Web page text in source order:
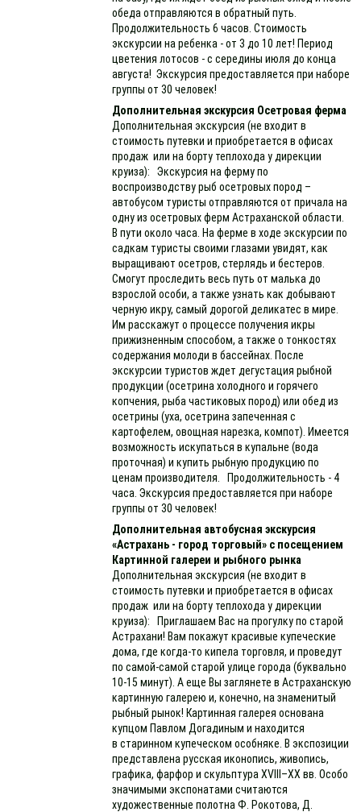
обеда отправляются в обратный путь.
Продолжительность 6 часов. Стоимость
экскурсии на ребенка - от 3 до 10 лет! Период
цветения лотосов - с середины июля до конца
августа! Экскурсия предоставляется при наборе
группы от 30 человек!
Дополнительная экскурсия Осетровая ферма
Дополнительная экскурсия (не входит в
стоимость путевки и приобретается в офисах
продаж или на борту теплохода у дирекции
круиза): Экскурсия на ферму по
воспроизводству рыб осетровых пород –
автобусом туристы отправляются от причала на
одну из осетровых ферм Астраханской области.
В пути около часа. На ферме в ходе экскурсии по
садкам туристы своими глазами увидят, как
выращивают осетров, стерлядь и бестеров.
Смогут проследить весь путь от малька до
взрослой особи, а также узнать как добывают
черную икру, самый дорогой деликатес в мире.
Им расскажут о процессе получения икры
прижизненным способом, а также о тонкостях
содержания молоди в бассейнах. После
экскурсии туристов ждет дегустация рыбной
продукции (осетрина холодного и горячего
копчения, рыба частиковых пород) или обед из
осетрины (уха, осетрина запеченная с
картофелем, овощная нарезка, компот). Имеется
возможность искупаться в купальне (вода
проточная) и купить рыбную продукцию по
ценам производителя. Продолжительность - 4
часа. Экскурсия предоставляется при наборе
группы от 30 человек!
Дополнительная автобусная экскурсия
«Астрахань - город торговый» с посещением
Картинной галереи и рыбного рынка
Дополнительная экскурсия (не входит в
стоимость путевки и приобретается в офисах
продаж или на борту теплохода у дирекции
круиза): Приглашаем Вас на прогулку по старой
Астрахани! Вам покажут красивые купеческие
дома, где когда-то кипела торговля, и проведут
по самой-самой старой улице города (буквально
10-15 минут). А еще Вы заглянете в Астраханскую
картинную галерею и, конечно, на знаменитый
рыбный рынок! Картинная галерея основана
купцом Павлом Догадиным и находится
в старинном купеческом особняке. В экспозиции
представлена русская иконопись, живопись,
графика, фарфор и скульптура XVIII–XX вв. Особо
значимыми экспонатами считаются
художественные полотна Ф. Рокотова, Д.